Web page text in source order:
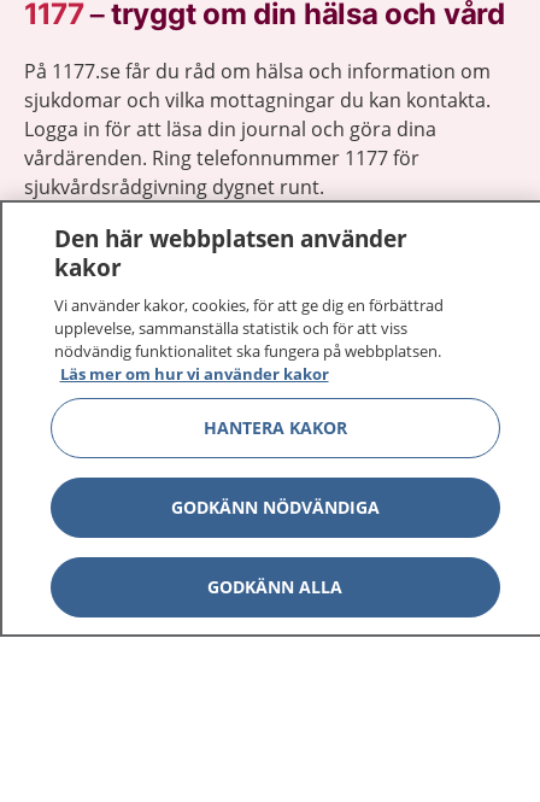
1177–tryggt om din hälsa och vård
På 1177.se får du råd om hälsa och information om
sjukdomar och vilka mottagningar du kan kontakta.
Logga in för att läsa din journal och göra dina
vårdärenden. Ring telefonnummer 1177 för
sjukvårdsrådgivning dygnet runt.
1177 på flera språk
Om 1177 Visa
Kontakt Visa
Behandling av personuppgifter
Den här webbplatsen använder
kakor
Vi använder kakor, cookies, för att ge dig en förbättrad
upplevelse, sammanställa statistik och för att viss
nödvändig funktionalitet ska fungera på webbplatsen.
Läs mer om hur vi använder kakor
HANTERA KAKOR
GODKÄNN NÖDVÄNDIGA
GODKÄNN ALLA